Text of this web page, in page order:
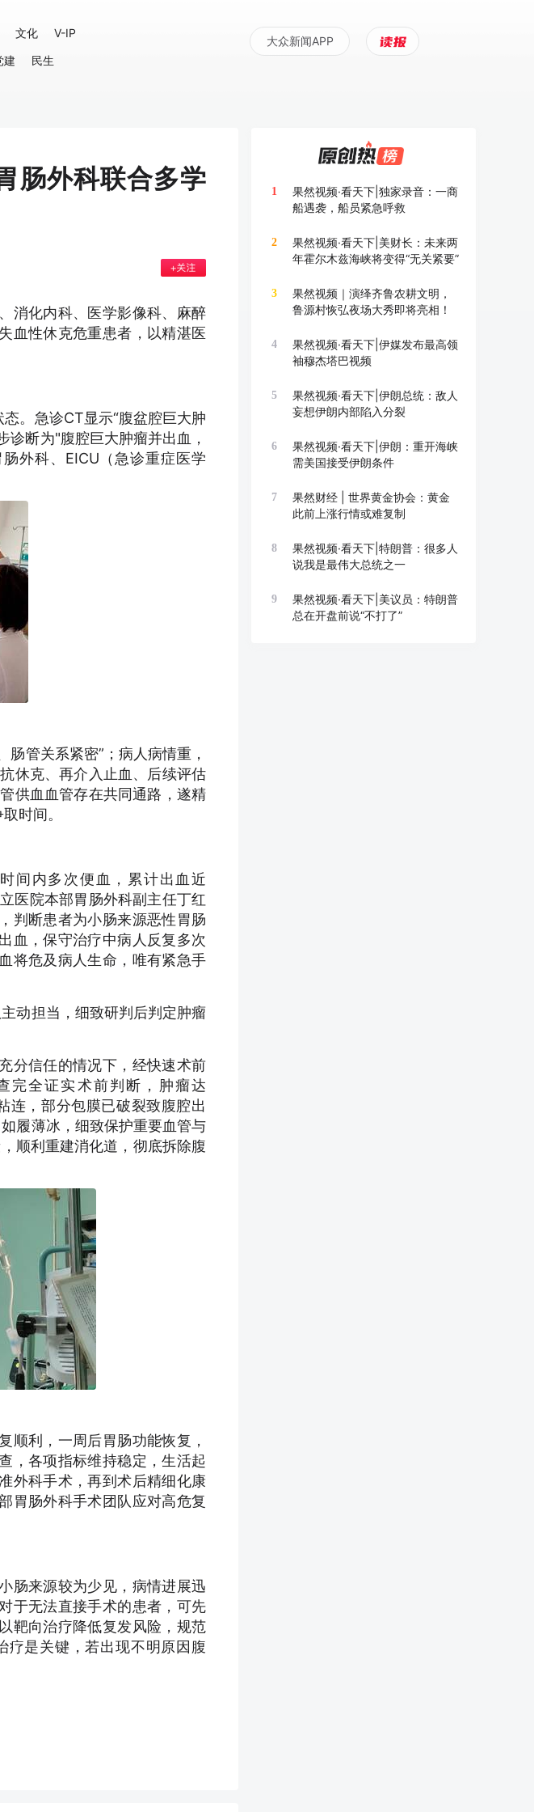
文化
V-IP
建
民生
大众新闻APP
肠外科联合多学
消化内科、医学影像科、麻醉
血性休克危重患者，以精湛医
。急诊CT显示“腹盆腔巨大肿
诊断为"腹腔巨大肿瘤并出血，
外科、EICU（急诊重症医学
管关系紧密”；病人病情重，
休克、再介入止血、后续评估
供血血管存在共同通路，遂精
时间。
间内多次便血，累计出血近
医院本部胃肠外科副主任丁红
判断患者为小肠来源恶性胃肠
血，保守治疗中病人反复多次
将危及病人生命，唯有紧急手
动担当，细致研判后判定肿瘤
分信任的情况下，经快速术前
完全证实术前判断，肿瘤达
连，部分包膜已破裂致腹腔出
履薄冰，细致保护重要血管与
顺利重建消化道，彻底拆除腹
顺利，一周后胃肠功能恢复，
，各项指标维持稳定，生活起
外科手术，再到术后精细化康
胃肠外科手术团队应对高危复
肠来源较为少见，病情进展迅
于无法直接手术的患者，可先
靶向治疗降低复发风险，规范
疗是关键，若出现不明原因腹
1
果然视频·看天下|独家录音：一商
船遇袭，船员紧急呼救
2
果然视频·看天下|美财长：未来两
年霍尔木兹海峡将变得“无关紧要”
3
果然视频｜演绎齐鲁农耕文明，
鲁源村恢弘夜场大秀即将亮相！
4
果然视频·看天下|伊媒发布最高领
袖穆杰塔巴视频
5
果然视频·看天下|伊朗总统：敌人
妄想伊朗内部陷入分裂
6
果然视频·看天下|伊朗：重开海峡
需美国接受伊朗条件
7
果然财经 | 世界黄金协会：黄金
此前上涨行情或难复制
8
果然视频·看天下|特朗普：很多人
说我是最伟大总统之一
9
果然视频·看天下|美议员：特朗普
总在开盘前说“不打了”